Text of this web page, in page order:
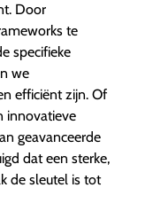
Door
te
specifieke
we
efficiënt zijn. Of
innovatieve
geavanceerde
dat een sterke,
de sleutel is tot